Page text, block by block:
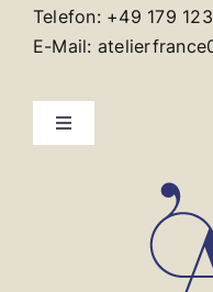
Telefon: +49 179
E-Mail:
Toggle